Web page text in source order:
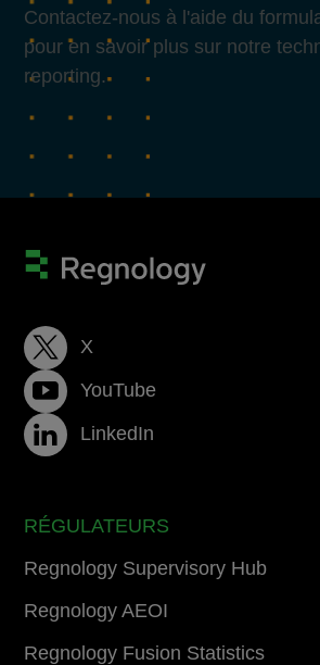
Contactez-nous à l'aide du
pour en savoir plus sur notre
reporting.
X
YouTube
LinkedIn
RÉGULATEURS
Regnology Supervisory Hub
Regnology AEOI
Regnology Fusion Statistics